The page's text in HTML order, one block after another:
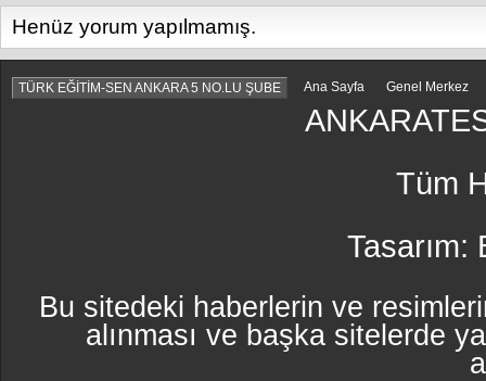
Henüz yorum yapılmamış.
TÜRK EĞİTİM-SEN ANKARA 5 NO.LU ŞUBE Ana Sayfa Genel Merkez
Tüm
Tasarım:
Bu sitedeki haberlerin ve
alınması ve başka sitelerde